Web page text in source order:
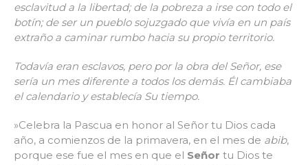
esclavitud a la libertad; de la pobreza a irse con todo el
botín; de ser un pueblo sojuzgado que vivía en un país
extraño a caminar rumbo hacia su propio territorio.
Todavía eran esclavos, pero por la obra del Señor, ese
sería un mes diferente a todos los demás. Él cambiaba
el calendario y establecía Su tiempo.
»Celebra la Pascua en honor al Señor tu Dios cada
año, a comienzos de la primavera, en el mes de abib,
porque ese fue el mes en que el Señor tu Dios te